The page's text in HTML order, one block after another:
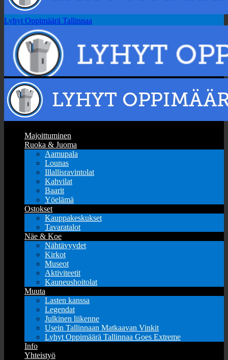
Lyhyt Oppimäärä Tallinnaa
Majoittuminen
Ruoka & Juoma
Aamupala
Lounas
Illallisravintolat
Kahvilat
Baarit
Yöelämä
Ostokset
Kauppakeskukset
Tavaratalot
Näe & Koe
Nähtävyydet
Kirkot
Museot
Aktiviteetit
Kauneushoitolat
Muuta
Lasten kanssa
Legendat
Julkinen liikenne
Usein Tallinnaan Matkaavan Vinkit
Lyhyt Oppimäärä Tallinnaa Goes Extreme
Info
Yhteistyö